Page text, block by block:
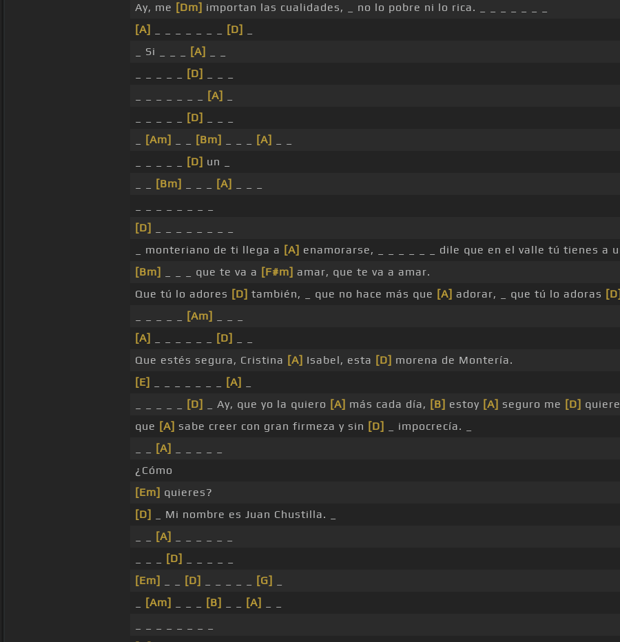
Ay, me [Dm] importan las cualidades, _ no lo pobre ni lo rica. _ _ _ _ _ _ _
[A]
[D]
_ Si _ _ _
[A]
[D]
[A]
[D]
[Am] [Bm] [A]
[D] un _
[Bm] [A]
[D]
_ monteriano de ti llega a [A] enamorarse, _ _ _ _ _ _ dile que en el valle tú tienes a
[Bm]
_ _ _ que te va a [F#m] amar, que te va a amar.
Que tú lo adores [D] también, _ que no hace más que [A] adorar, _ que tú lo adoras [D]
[Am]
[A]
[D]
Que estés segura, Cristina [A] Isabel, esta [D] morena de Montería.
[E]
[A]
[D] _ Ay, que yo la quiero [A] más cada día, [B] estoy [A] seguro me [D]
que [A] sabe creer con gran firmeza y sin [D]
_ impocrecía. _
[A]
¿Cómo
[Em] quieres?
[D]
_ Mi nombre es Juan Chustilla. _
[A]
[D]
[Em]
[D] [G]
[Am] [B] [A]